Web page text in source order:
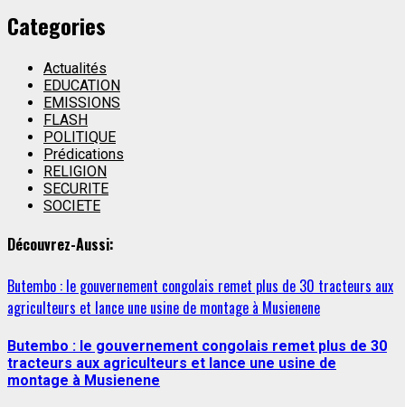
Categories
Actualités
EDUCATION
EMISSIONS
FLASH
POLITIQUE
Prédications
RELIGION
SECURITE
SOCIETE
Découvrez-Aussi:
Butembo : le gouvernement congolais remet plus de 30 tracteurs aux
agriculteurs et lance une usine de montage à Musienene
Butembo : le gouvernement congolais remet plus de 30
tracteurs aux agriculteurs et lance une usine de
montage à Musienene